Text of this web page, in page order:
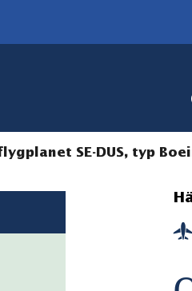
SE-DUS, typ